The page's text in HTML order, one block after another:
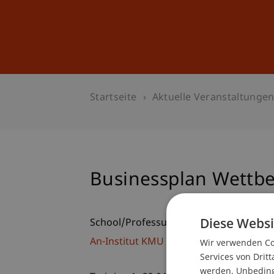
Startseite Aktuelle Veranstaltungen
Businessplan
School/Professur:
An-Institut KMU Zentrum
Diese
Wir verwenden
Services von
werden.